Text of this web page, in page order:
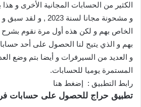
الكثير من الحسابات المجانية الأخرى و
و مشحونة مجانا لسنة
الخاص بهم و لكن هذه أول مرة نقوم
بهم و الذي يتيح لنا الحصول على أحد
و العديد من السيرفرات و أيضا بتم وضع
المستمرة يوميا للحسابات.
رابط التطبيق : إضغط هنا
تطبيق حراج للحصول على حسابات